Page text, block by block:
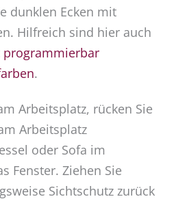
dunklen Ecken mit
Hilfreich sind hier auch
programmierbar
.
Arbeitsplatz, rücken Sie
Arbeitsplatz
oder Sofa im
Fenster. Ziehen Sie
Sichtschutz zurück